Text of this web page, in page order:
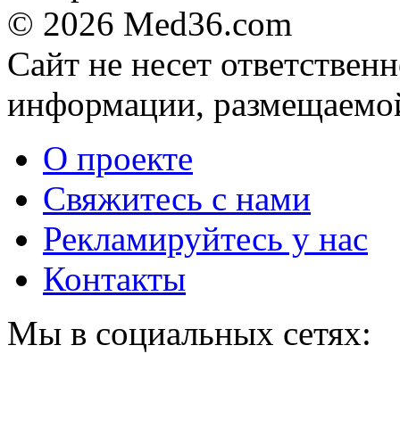
© 2026 Med36.com
Сайт не несет
информации,
О проекте
Свяжитесь с нами
Рекламируйтесь у нас
Контакты
Мы в социальных сетях: